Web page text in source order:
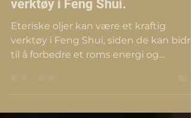
Eteriske oljer kan være et
verktøy i Feng Shui.
Eteriske oljer kan være et kraftig